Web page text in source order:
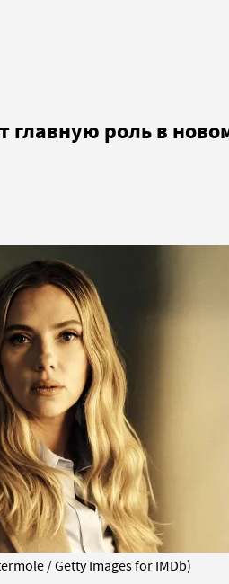
главную роль в
/ Getty Images for IMDb)